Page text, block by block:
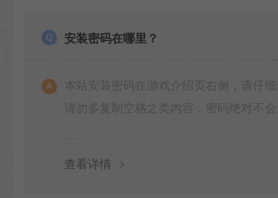
安装密码在哪里？
本站安装密码在游戏介绍页右侧，请仔
请勿多复制空格之类内容，密码绝对不
查看详情